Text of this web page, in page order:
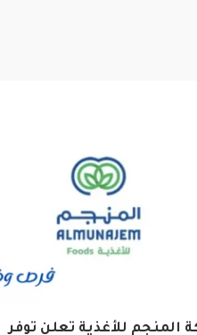
المنجم للأغذية تعلن توفر